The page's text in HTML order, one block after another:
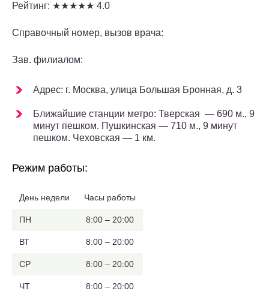
Рейтинг: ★★★★★ 4.0
Справочный номер, вызов врача:
Зав. филиалом:
Адрес: г. Москва, улица Большая Бронная, д. 3
Ближайшие станции метро: Тверская — 690 м., 9
минут пешком. Пушкинская — 710 м., 9 минут
пешком. Чеховская — 1 км.
Режим работы:
День недели Часы работы
ПН 8:00 – 20:00
ВТ 8:00 – 20:00
СР 8:00 – 20:00
ЧТ 8:00 – 20:00